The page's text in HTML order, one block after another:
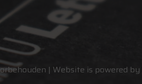
| Website is powered by